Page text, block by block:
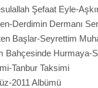
Şefaat Eyle-
Derdimin Dermanı
Başlar-Seyrettim
Bahçesinde Hurmaya-
Tanbur Taksimi
2011 Albümü